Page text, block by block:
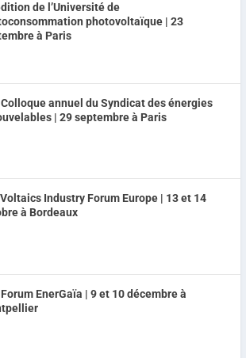
de l’Université de
photovoltaïque | 23
à Paris
annuel du Syndicat des énergies
| 29 septembre à Paris
Industry Forum Europe | 13 et 14
à Bordeaux
EnerGaïa | 9 et 10 décembre à